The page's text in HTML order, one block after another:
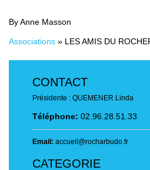
By Anne Masson
Associations » LES AMIS DU
CONTACT
Présidente : QUEMENER Linda
Téléphone: 02.96.28.51.33
Email: accueil@rocharbudo.fr